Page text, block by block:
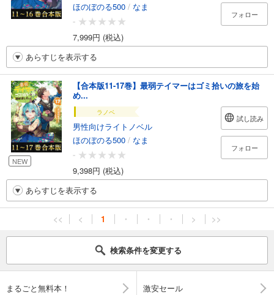
ほのぼのる500 / なま
-
7,999円 (税込)
フォロー
あらすじを表示する
NEW
【合本版11-17巻】最弱テイマーはゴミ拾いの旅を始
め...
ラノベ
男性向けライトノベル
ほのぼのる500 / なま
-
9,398円 (税込)
試し読み
フォロー
あらすじを表示する
<< < 1 ・ ・ ・ > >>
検索条件を変更する
まるごと無料本！ 激安セール